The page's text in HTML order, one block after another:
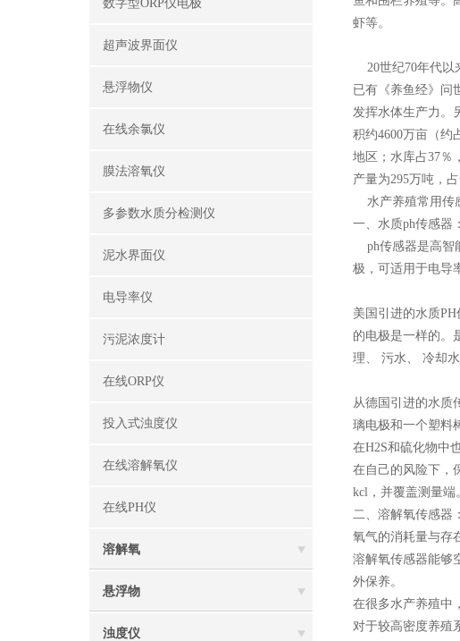
数字型ORP仪电极
超声波界面仪
悬浮物仪
在线余氯仪
膜法溶氧仪
多参数水质分检测仪
泥水界面仪
电导率仪
污泥浓度计
在线ORP仪
投入式浊度仪
在线溶解氧仪
在线PH仪
溶解氧
悬浮物
浊度仪
虾等。
20世纪70年代以
已有《养鱼经》问
发挥水体生产力。
积约4600万亩（约
地区；水库占37％
产量为295万吨，
水产养殖常用传
一、水质ph传感器：
ph传感器是高智
极，可适用于电导
美国引进的水质
的电极是一样的。
理、 污水、 冷却水
从德国引进的水质
璃电极和一个塑料
在H2S和硫化物中
在自己的风险下，
kcl，并覆盖测量端
二、溶解氧传感器：
氧气的消耗量与存
溶解氧传感器能够
外保养。
在很多水产养殖中
对于较高密度养殖